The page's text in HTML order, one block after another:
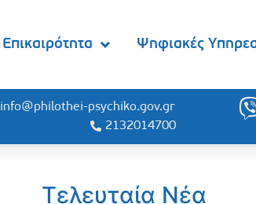
Επικαιρότητα Ψηφιακές
info@philothei-psychiko.gov.gr
2132014700
Τελευταία Νέα